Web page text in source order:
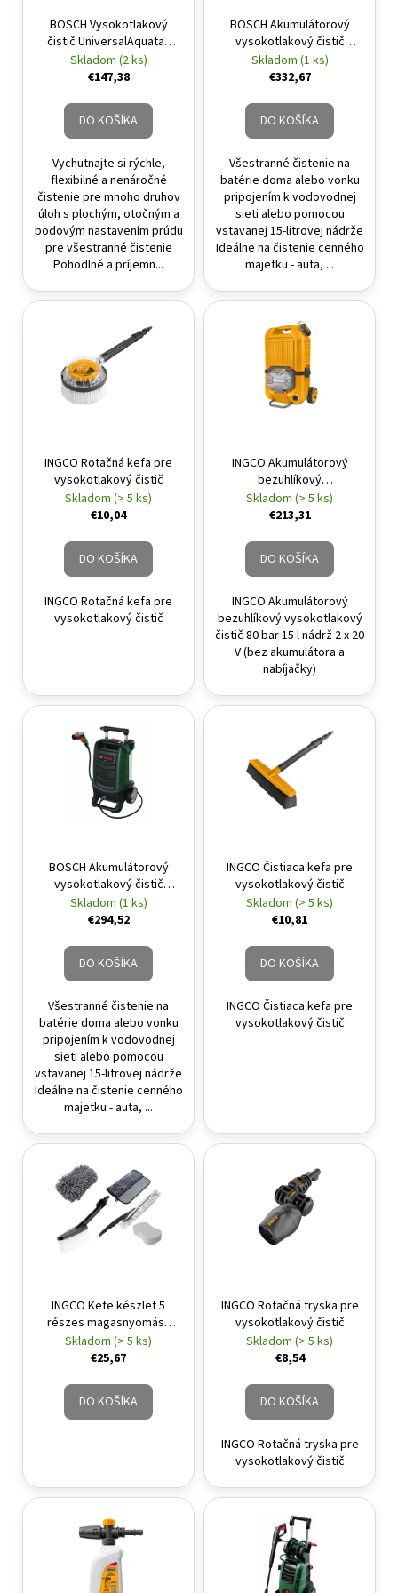
BOSCH Vysokotlakový
čistič UniversalAquatak
125 bar / 1500 W
Skladom (2 ks)
€147,38
DO KOŠÍKA
Vychutnajte si rýchle,
flexibilné a nenáročné
čistenie pre mnoho druhov
úloh s plochým, otočným a
bodovým nastavením prúdu
pre všestranné čistenie
Pohodlné a príjemn...
BOSCH Akumulátorový
vysokotlakový čistič
Fontus 18V 20 bar (1 x 2,5
Ah + nabíjačka)
Skladom (1 ks)
€332,67
DO KOŠÍKA
Všestranné čistenie na
batérie doma alebo vonku
pripojením k vodovodnej
sieti alebo pomocou
vstavanej 15-litrovej nádrže
Ideálne na čistenie cenného
majetku - auta, ...
INGCO Rotačná kefa pre
vysokotlakový čistič
Skladom (> 5 ks)
€10,04
DO KOŠÍKA
INGCO Rotačná kefa pre
vysokotlakový čistič
INGCO Akumulátorový
bezuhlíkový
vysokotlakový čistič 80
bar 15 l nádrž 2 x 20 V (bez
Skladom (> 5 ks)
€213,31
DO KOŠÍKA
INGCO Akumulátorový
bezuhlíkový vysokotlakový
čistič 80 bar 15 l nádrž 2 x 20
V (bez akumulátora a
nabíjačky)
BOSCH Akumulátorový
vysokotlakový čistič
Fontus 18V 20 bar (bez
akumulátora a nabíjačky)
Skladom (1 ks)
€294,52
DO KOŠÍKA
Všestranné čistenie na
batérie doma alebo vonku
pripojením k vodovodnej
sieti alebo pomocou
vstavanej 15-litrovej nádrže
Ideálne na čistenie cenného
majetku - auta, ...
INGCO Čistiaca kefa pre
vysokotlakový čistič
Skladom (> 5 ks)
€10,81
DO KOŠÍKA
INGCO Čistiaca kefa pre
vysokotlakový čistič
INGCO Kefe készlet 5
részes magasnyomású
mosóhoz
Skladom (> 5 ks)
€25,67
DO KOŠÍKA
INGCO Rotačná tryska pre
vysokotlakový čistič
Skladom (> 5 ks)
€8,54
DO KOŠÍKA
INGCO Rotačná tryska pre
vysokotlakový čistič
HĽADAŤ